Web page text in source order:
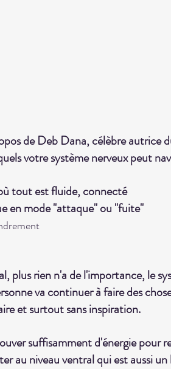
de Deb Dana, célèbre autrice
votre système nerveux peut
tout est fluide, connecté
en mode "attaque" ou "fuite"
plus rien n'a de l'importance, le
va continuer à faire des
et surtout sans inspiration.
suffisamment d'énergie pour
au niveau ventral qui est aussi